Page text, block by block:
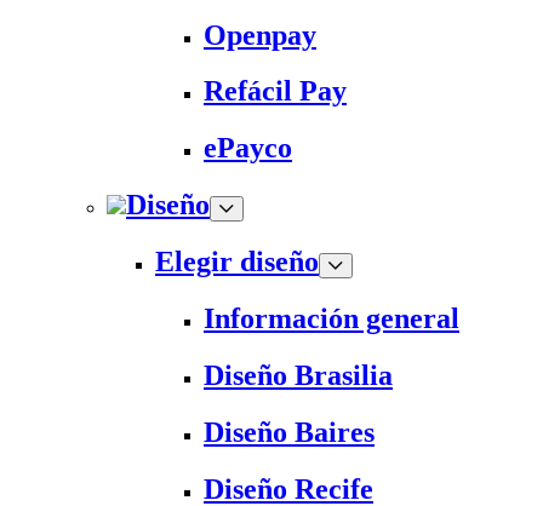
Openpay
Refácil Pay
ePayco
Diseño
Elegir diseño
Información general
Diseño Brasilia
Diseño Baires
Diseño Recife